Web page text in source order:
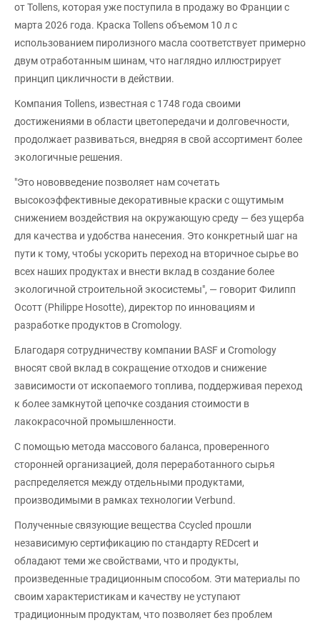
от Tollens, которая уже поступила в продажу во Франции с
марта 2026 года. Краска Tollens объемом 10 л с
использованием пиролизного масла соответствует примерно
двум отработанным шинам, что наглядно иллюстрирует
принцип цикличности в действии.
Компания Tollens, известная с 1748 года своими
достижениями в области цветопередачи и долговечности,
продолжает развиваться, внедряя в свой ассортимент более
экологичные решения.
"Это нововведение позволяет нам сочетать
высокоэффективные декоративные краски с ощутимым
снижением воздействия на окружающую среду — без ущерба
для качества и удобства нанесения. Это конкретный шаг на
пути к тому, чтобы ускорить переход на вторичное сырье во
всех наших продуктах и внести вклад в создание более
экологичной строительной экосистемы", — говорит Филипп
Осотт (Philippe Hosotte), директор по инновациям и
разработке продуктов в Cromology.
Благодаря сотрудничеству компании BASF и Cromology
вносят свой вклад в сокращение отходов и снижение
зависимости от ископаемого топлива, поддерживая переход
к более замкнутой цепочке создания стоимости в
лакокрасочной промышленности.
С помощью метода массового баланса, проверенного
сторонней организацией, доля переработанного сырья
распределяется между отдельными продуктами,
производимыми в рамках технологии Verbund.
Полученные связующие вещества Ccycled прошли
независимую сертификацию по стандарту REDcert и
обладают теми же свойствами, что и продукты,
произведенные традиционным способом. Эти материалы по
своим характеристикам и качеству не уступают
традиционным продуктам, что позволяет без проблем